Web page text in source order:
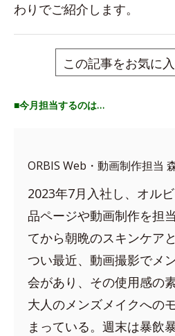
わりでご紹介します。
この記事をお気に
■今月担当するのは…
ORBIS Web・動画制作担当
2023年7月入社し、オル
品ページや動画制作を担
てから朝晩のスキンケア
つい最近、動画撮影でメ
会があり、その使用感の
大人のメンズメイクへの
まっている。週末は暴飲